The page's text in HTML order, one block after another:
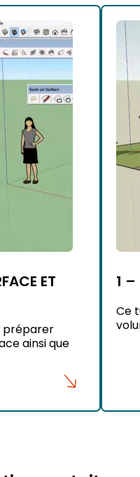
ET
préparer
ainsi que
1
Ce